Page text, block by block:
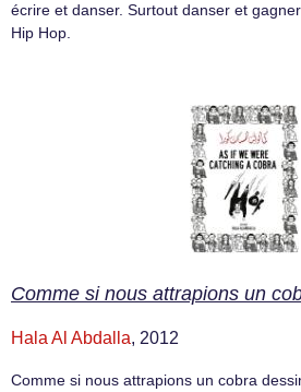
écrire et danser. Surtout danser et
Hip Hop.
Comme si nous attrapions un
Hala Al Abdalla, 2012
Comme si nous attrapions un cobra